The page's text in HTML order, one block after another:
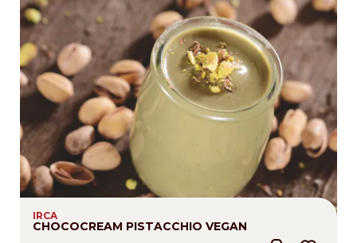
IRCA
CHOCOCREAM PISTACCHIO VEGAN